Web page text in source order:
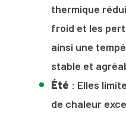
thermique
froid et les
ainsi une
stable et
Été : Elles
de chaleur